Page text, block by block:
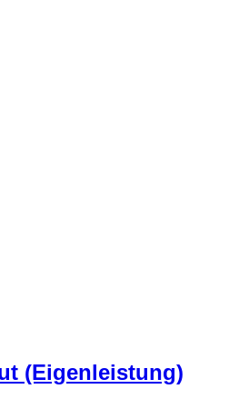
(Eigenleistung)